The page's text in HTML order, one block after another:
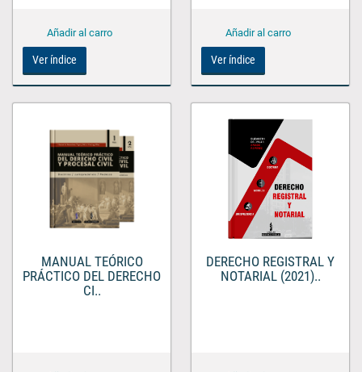
Ver índice Ver índice
MANUAL TEÓRICO
PRÁCTICO DEL DERECHO
CI..
DERECHO REGISTRAL Y
NOTARIAL (2021)..